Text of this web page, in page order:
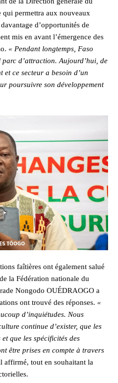
permettra aux nouveaux
d’opportunités de
mis en avant l’émergence des
« Pendant longtemps, Faso
d’attraction. Aujourd’hui, de
et ce secteur a besoin d’un
poursuivre son développement
faîtières ont également salué
la Fédération nationale du
Nongodo OUÉDRAOGO a
ont trouvé des réponses. «
d’inquiétudes. Nous
continue d’exister, que les
que les spécificités des
être prises en compte à travers
affirmé, tout en souhaitant la